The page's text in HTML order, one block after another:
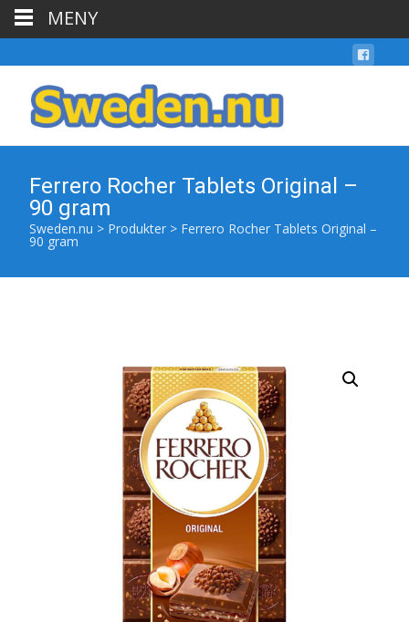
Ferrero Rocher Tablets Original –
90 gram
Sweden.nu > Produkter > Ferrero Rocher Tablets Original –
90 gram
MENY